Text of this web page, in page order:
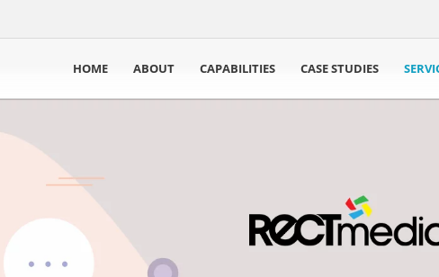
HOME ABOUT CAPABILITIES CASE STUDIES